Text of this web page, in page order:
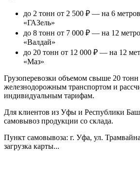
до 2 тонн от 2 500 ₽ — на 6
«ГАЗель»
до 8 тонн от 7 000 ₽ — на 12
«Валдай»
до 20 тонн от 12 000 ₽ — на 12
«Маз»
Грузоперевозки объемом свыше 20
железнодорожным транспортом и
индивидуальным тарифам.
Для клиентов из Уфы и Республики
самовывоз продукции со склада.
Пункт самовывоза: г. Уфа, ул.
загрузка карты...